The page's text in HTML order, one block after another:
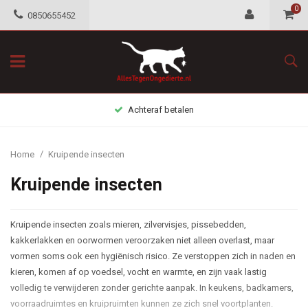
0850655452
0
Achteraf betalen
Home / Kruipende insecten
Kruipende insecten
Kruipende insecten zoals mieren, zilvervisjes, pissebedden,
kakkerlakken en oorwormen veroorzaken niet alleen overlast, maar
vormen soms ook een hygiënisch risico. Ze verstoppen zich in naden en
kieren, komen af op voedsel, vocht en warmte, en zijn vaak lastig
volledig te verwijderen zonder gerichte aanpak. In keukens, badkamers,
voorraadruimtes en kruipruimten kunnen ze zich snel voortplanten.